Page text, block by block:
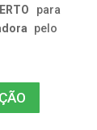
para
pelo